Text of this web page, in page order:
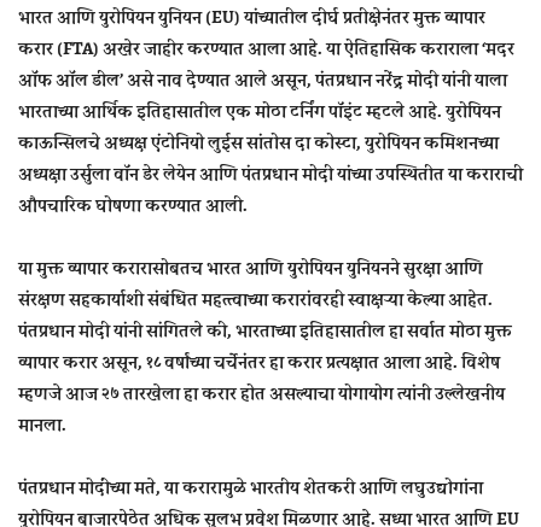
भारत आणि युरोपियन युनियन (EU) यांच्यातील दीर्घ प्रतीक्षेनंतर मुक्त व्यापार
करार (FTA) अखेर जाहीर करण्यात आला आहे. या ऐतिहासिक कराराला ‘मदर
ऑफ ऑल डील’ असे नाव देण्यात आले असून, पंतप्रधान नरेंद्र मोदी यांनी याला
भारताच्या आर्थिक इतिहासातील एक मोठा टर्निंग पॉइंट म्हटले आहे. युरोपियन
काऊन्सिलचे अध्यक्ष एंटोनियो लुईस सांतोस दा कोस्टा, युरोपियन कमिशनच्या
अध्यक्षा उर्सुला वॉन डेर लेयेन आणि पंतप्रधान मोदी यांच्या उपस्थितीत या कराराची
औपचारिक घोषणा करण्यात आली.
या मुक्त व्यापार करारासोबतच भारत आणि युरोपियन युनियनने सुरक्षा आणि
संरक्षण सहकार्याशी संबंधित महत्त्वाच्या करारांवरही स्वाक्षऱ्या केल्या आहेत.
पंतप्रधान मोदी यांनी सांगितले की, भारताच्या इतिहासातील हा सर्वात मोठा मुक्त
व्यापार करार असून, १८ वर्षांच्या चर्चेनंतर हा करार प्रत्यक्षात आला आहे. विशेष
म्हणजे आज २७ तारखेला हा करार होत असल्याचा योगायोग त्यांनी उल्लेखनीय
मानला.
पंतप्रधान मोदींच्या मते, या करारामुळे भारतीय शेतकरी आणि लघुउद्योगांना
युरोपियन बाजारपेठेत अधिक सुलभ प्रवेश मिळणार आहे. सध्या भारत आणि EU